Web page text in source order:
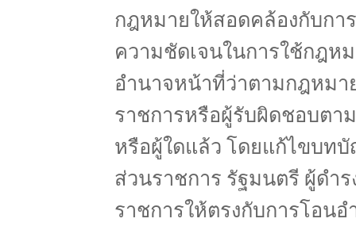
กฎหมายให้สอดคล้องกับกา
ความชัดเจนในการใช้กฎห
อำนาจหน้าที่ว่าตามกฎหมา
ราชการหรือผู้รับผิดชอบตา
หรือผู้ใดแล้ว โดยแก้ไขบท
ส่วนราชการ รัฐมนตรี ผู้ดำ
ราชการให้ตรงกับการโอน